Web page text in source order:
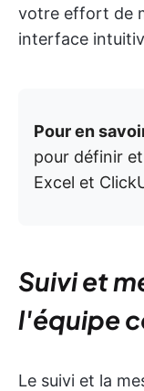
votre effort de
interface
Pour en
pour définir
Excel et
Suivi et
l'équipe
Le suivi et la